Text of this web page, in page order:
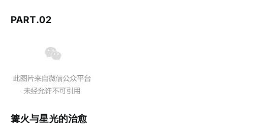
PART.02
篝火与星光的治愈